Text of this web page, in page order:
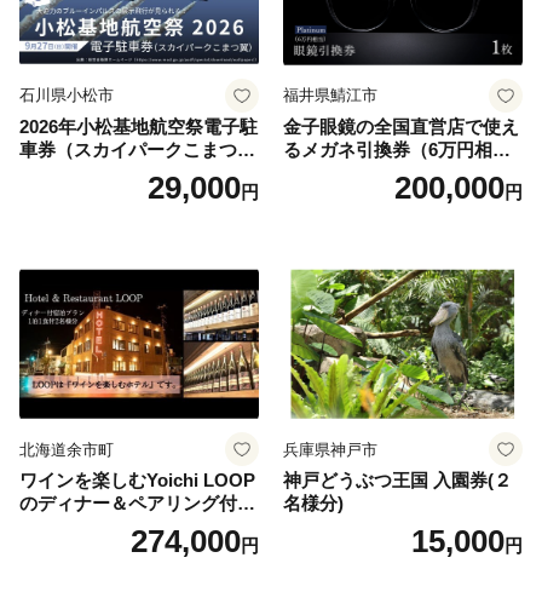
石川県小松市
2026年小松基地航空祭電子駐
車券（スカイパークこまつ
翼） 駐車場 シャトルバスの
りばすぐ 石川県 小松市
29,000円
福井県鯖江市
金子眼鏡の全国直営店で使え
るメガネ引換券（6万円相
当） Platinum200,000円
北海道余市町
ワインを楽しむYoichi LOOP
のディナー＆ペアリング付宿
泊プラン＜デラックスツイン
274,000円
兵庫県神戸市
神戸どうぶつ王国 入園券(２
名様分)
15,000円